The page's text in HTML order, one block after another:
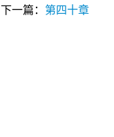
下一篇： 第四十章